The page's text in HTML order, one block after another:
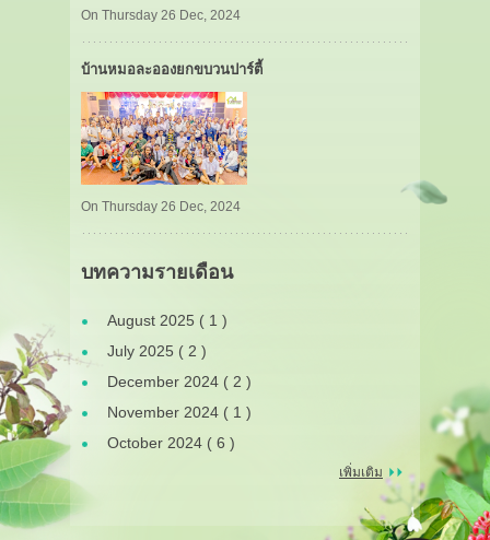
On Thursday 26 Dec, 2024
บ้านหมอละอองยกขบวนปาร์ตี้
On Thursday 26 Dec, 2024
บทความรายเดือน
August 2025 ( 1 )
July 2025 ( 2 )
December 2024 ( 2 )
November 2024 ( 1 )
October 2024 ( 6 )
เพิ่มเติม